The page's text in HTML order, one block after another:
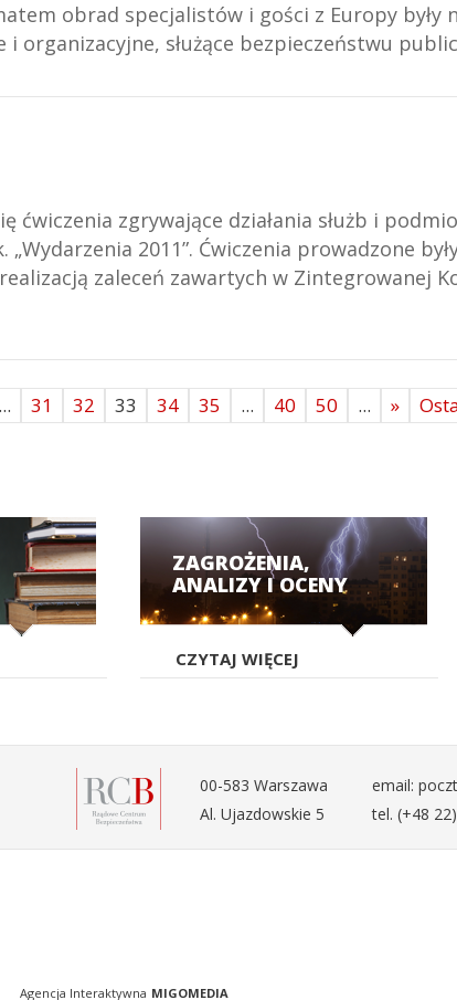
obrad specjalistów i gości z Europy były
organizacyjne, służące bezpieczeństwu
ćwiczenia zgrywające działania służb i
2011”. Ćwiczenia prowadzone
zaleceń zawartych w Zintegrowanej
... 31 32 33 34 35 ... 40 50 ... »
ZAGROŻENIA,
ANALIZY I OCENY
CZYTAJ WIĘCEJ
00-583 Warszawa
Al. Ujazdowskie 5
email:
tel. (+48
Agencja Interaktywna MIGOMEDIA